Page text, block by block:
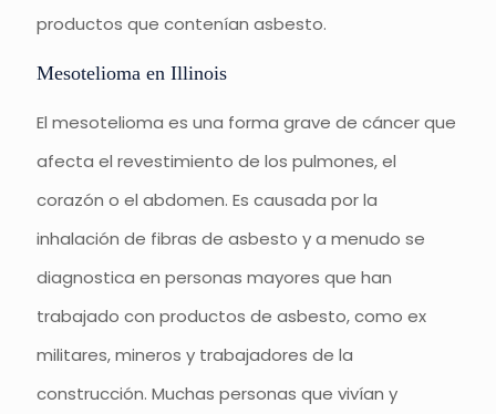
productos que contenían asbesto.
Mesotelioma en Illinois
El mesotelioma es una forma grave de cáncer que
afecta el revestimiento de los pulmones, el
corazón o el abdomen. Es causada por la
inhalación de fibras de asbesto y a menudo se
diagnostica en personas mayores que han
trabajado con productos de asbesto, como ex
militares, mineros y trabajadores de la
construcción. Muchas personas que vivían y